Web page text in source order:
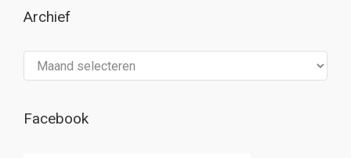
Archief
Facebook